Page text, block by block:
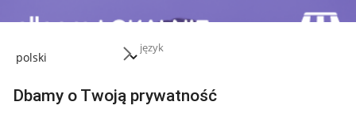
język
Dbamy o Twoją prywatność